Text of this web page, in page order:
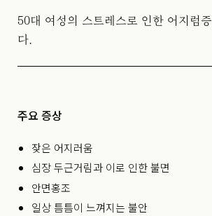
50대 여성의 스트레스로 인한 어지럼
다.
주요 증상
잦은 어지러움
심장 두근거림과 이로 인한 불면
안면홍조
일상 틈틈이 느껴지는 불안